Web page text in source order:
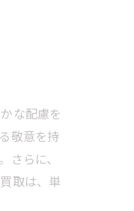
な配慮を
敬意を持
らに、
取は、単